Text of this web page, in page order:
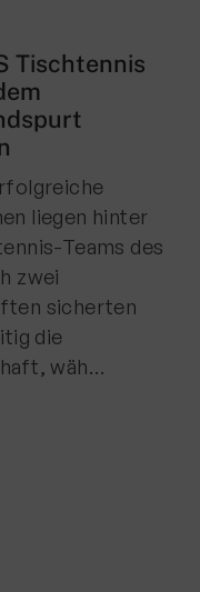
Tischtennis
liegen hinter
Teams des
zwei
sicherten
die
wäh…